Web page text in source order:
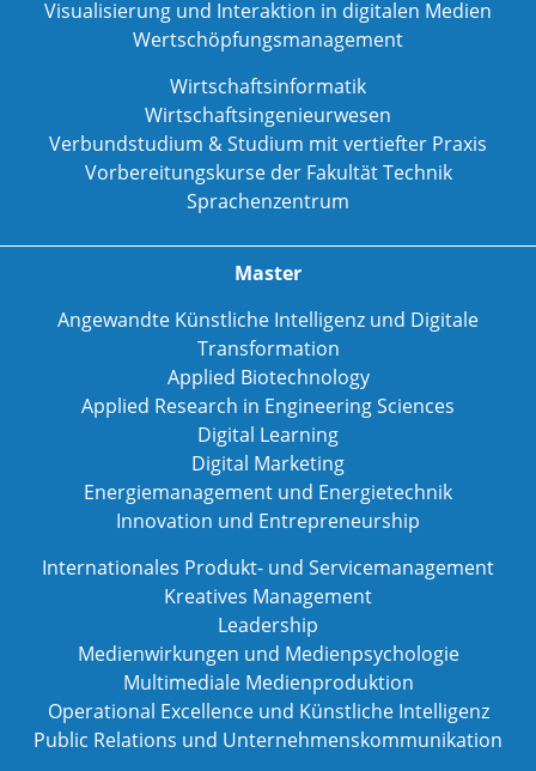
Visualisierung und Interaktion in digitalen Medien
Wertschöpfungsmanagement
Wirtschaftsinformatik
Wirtschaftsingenieurwesen
Verbundstudium & Studium mit vertiefter Praxis
Vorbereitungskurse der Fakultät Technik
Sprachenzentrum
Master
Angewandte Künstliche Intelligenz und Digitale
Transformation
Applied Biotechnology
Applied Research in Engineering Sciences
Digital Learning
Digital Marketing
Energiemanagement und Energietechnik
Innovation und Entrepreneurship
Internationales Produkt- und Servicemanagement
Kreatives Management
Leadership
Medienwirkungen und Medienpsychologie
Multimediale Medienproduktion
Operational Excellence und Künstliche Intelligenz
Public Relations und Unternehmenskommunikation